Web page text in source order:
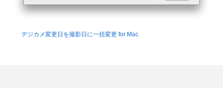
デジカメ変更日を撮影日に一括変更 for Mac